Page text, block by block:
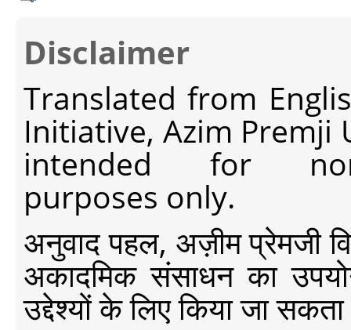
Disclaimer
Translated from
Initiative, Azim Premji
intended for non-
purposes only.
अनुवाद पहल, अज़ीम प्रेमजी
अकादमिक संसाधन का
उद्देश्यों के लिए किया जा